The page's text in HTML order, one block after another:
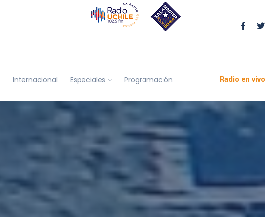
Internacional Especiales Programación Radio en vivo